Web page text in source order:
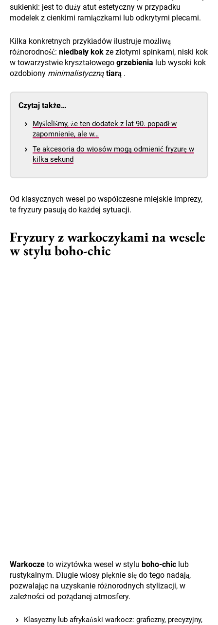
sukienki: jest to duży atut estetyczny w przypadku
modelek z cienkimi ramiączkami lub odkrytymi plecami.
Kilka konkretnych przykładów ilustruje możliwą
różnorodność: niedbały kok ze złotymi spinkami, niski kok
w towarzystwie kryształowego grzebienia lub wysoki kok
ozdobiony minimalistyczną tiarą .
Czytaj także…
Myśleliśmy, że ten dodatek z lat 90. popadł w
zapomnienie, ale w…
Te akcesoria do włosów mogą odmienić fryzurę w
kilka sekund
Od klasycznych wesel po współczesne miejskie imprezy,
te fryzury pasują do każdej sytuacji.
Fryzury z warkoczykami na wesele
w stylu boho-chic
Warkocze to wizytówka wesel w stylu boho-chic lub
rustykalnym. Długie włosy pięknie się do tego nadają,
pozwalając na uzyskanie różnorodnych stylizacji, w
zależności od pożądanej atmosfery.
Klasyczny lub afrykański warkocz: graficzny, precyzyjny,